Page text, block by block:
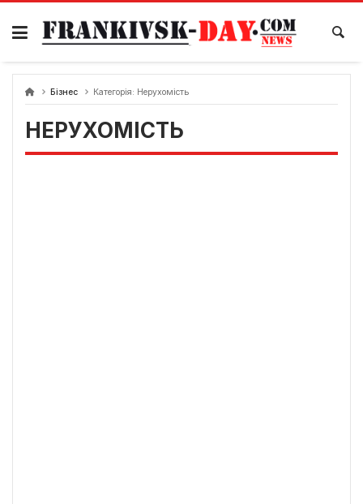
Skip
content
Бізнес Категорія: Нерухомість
НЕРУХОМІСТЬ